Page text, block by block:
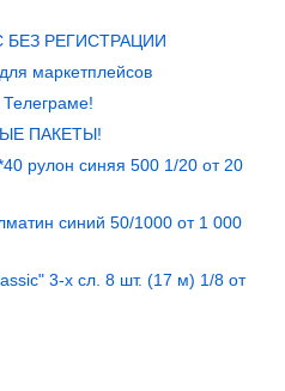
БЕЗ РЕГИСТРАЦИИ
маркетплейсов
Телеграме!
ПАКЕТЫ!
рулон синяя 500 1/20 от 20
синий 50/1000 от 1 000
3-х сл. 8 шт. (17 м) 1/8 от